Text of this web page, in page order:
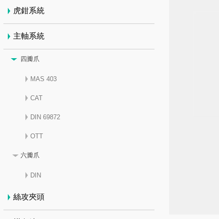
虎鉗系統
主軸系統
四瓣爪
MAS 403
CAT
DIN 69872
OTT
六瓣爪
DIN
絲攻夾頭